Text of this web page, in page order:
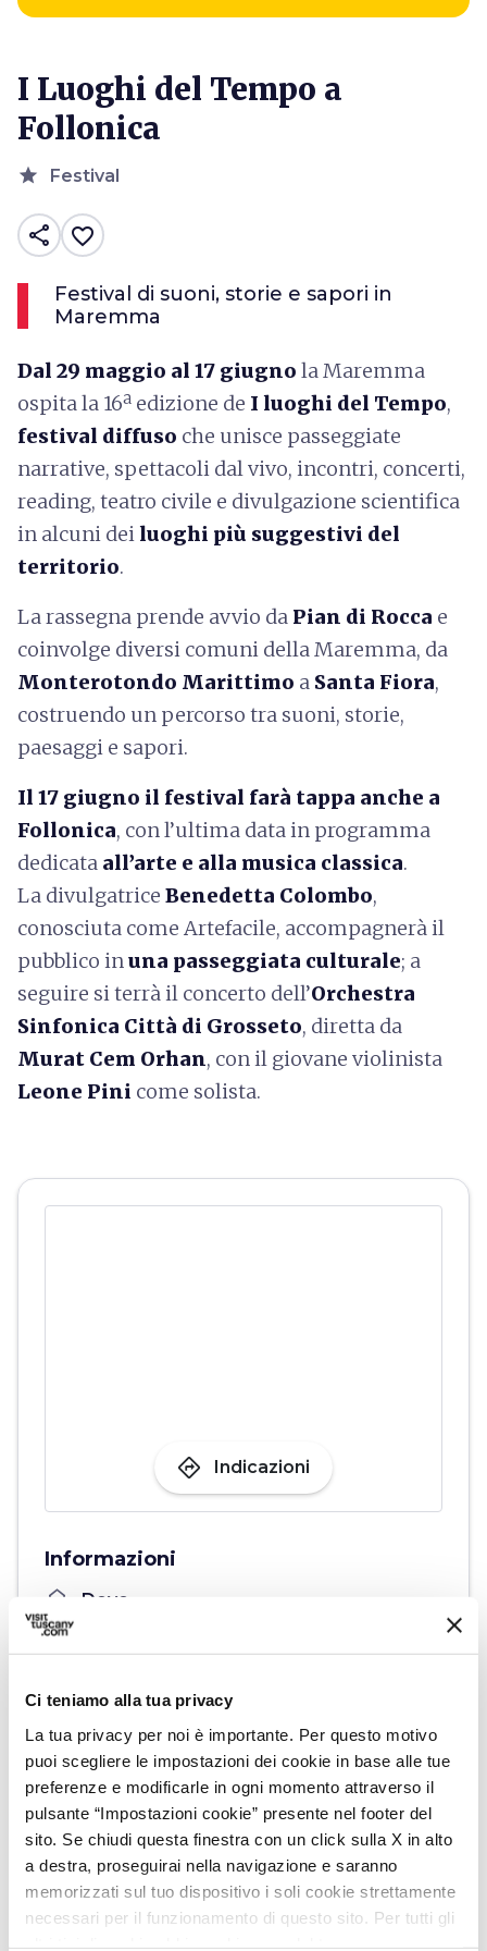
Ci teniamo alla tua privacy
La tua privacy per noi è importante. Per questo motivo
puoi scegliere le impostazioni dei cookie in base alle tue
preferenze e modificarle in ogni momento attraverso il
pulsante “Impostazioni cookie” presente nel footer del
sito. Se chiudi questa finestra con un click sulla X in alto
a destra, proseguirai nella navigazione e saranno
memorizzati sul tuo dispositivo i soli cookie strettamente
necessari per il funzionamento di questo sito. Per tutti gli
I Luoghi del Tempo a
Follonica
star Festival
share favorite_border
Festival di suoni, storie e sapori in
Maremma
Dal 29 maggio al 17 giugno la Maremma
ospita la 16ª edizione de I luoghi del Tempo,
festival diffuso che unisce passeggiate
narrative, spettacoli dal vivo, incontri, concerti,
reading, teatro civile e divulgazione scientifica
in alcuni deiluoghi più suggestivi del
territorio.
La rassegna prende avvio da Pian di Rocca e
coinvolge diversi comuni della Maremma, da
Monterotondo Marittimo a Santa Fiora,
costruendo un percorso tra suoni, storie,
paesaggi e sapori.
Il 17 giugno il festival farà tappa anche a
Follonica, con l’ultima data in programma
dedicata all’arte e alla musica classica.
La divulgatrice Benedetta Colombo,
conosciuta come Artefacile, accompagnerà il
pubblico inuna passeggiata culturale; a
seguire si terrà il concerto dell’Orchestra
Sinfonica Città di Grosseto, diretta da
Murat Cem Orhan, con il giovane violinista
Leone Pini come solista.
directions Indicazioni
Informazioni
home Dove
Palazzo Granducale, Follonica, GR, Italia
schedule Quando
dalle18:00alle18:00
email Email
touristinfo@comune.follonica.gr.it open_in_new
language Sito Web
https://www.iluoghideltempo.it/festival/
open_in_new